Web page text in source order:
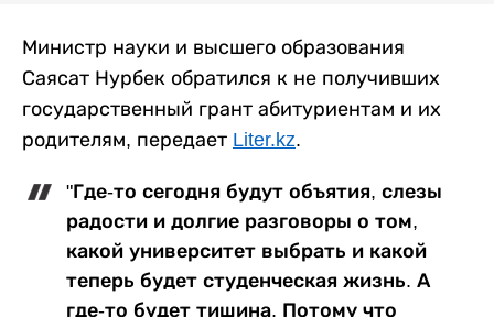
Министр науки и высшего образования
Саясат Нурбек обратился к не получивших
государственный грант абитуриентам и их
родителям, передает Liter.kz.
"Где-то сегодня будут объятия, слезы
радости и долгие разговоры о том,
какой университет выбрать и какой
теперь будет студенческая жизнь. А
где-то будет тишина. Потому что